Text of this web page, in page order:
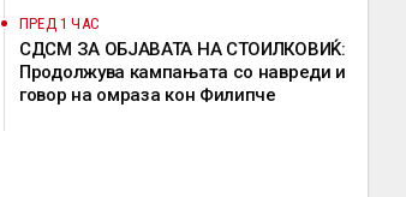
ПРЕД 1 ЧАС
СДСМ ЗА ОБЈАВАТА НА СТОИЛКОВИЌ:
Продолжува кампањата со навреди и
говор на омраза кон Филипче